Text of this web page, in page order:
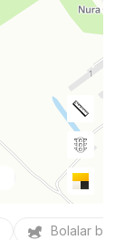
Bolalar